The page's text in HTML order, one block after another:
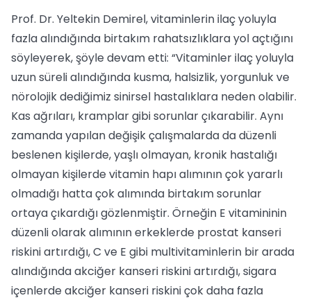
Prof. Dr. Yeltekin Demirel, vitaminlerin ilaç yoluyla
fazla alındığında birtakım rahatsızlıklara yol açtığını
söyleyerek, şöyle devam etti: “Vitaminler ilaç yoluyla
uzun süreli alındığında kusma, halsizlik, yorgunluk ve
nörolojik dediğimiz sinirsel hastalıklara neden olabilir.
Kas ağrıları, kramplar gibi sorunlar çıkarabilir. Aynı
zamanda yapılan değişik çalışmalarda da düzenli
beslenen kişilerde, yaşlı olmayan, kronik hastalığı
olmayan kişilerde vitamin hapı alımının çok yararlı
olmadığı hatta çok alımında birtakım sorunlar
ortaya çıkardığı gözlenmiştir. Örneğin E vitamininin
düzenli olarak alımının erkeklerde prostat kanseri
riskini artırdığı, C ve E gibi multivitaminlerin bir arada
alındığında akciğer kanseri riskini artırdığı, sigara
içenlerde akciğer kanseri riskini çok daha fazla